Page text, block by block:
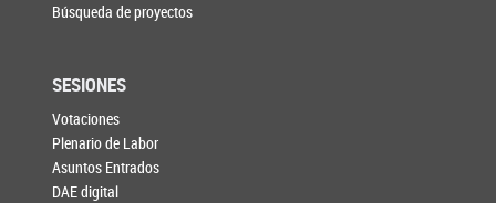
Búsqueda de proyectos
SESIONES
Votaciones
Plenario de Labor
Asuntos Entrados
DAE digital